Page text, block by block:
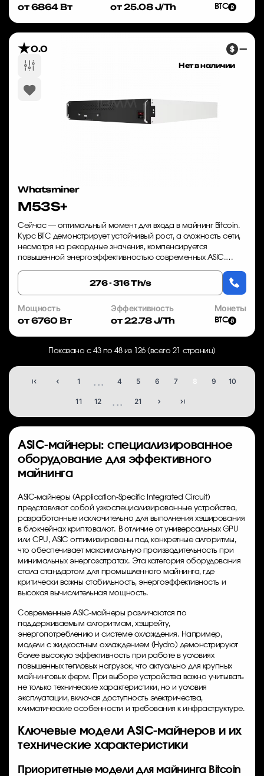
от 6864 Вт
от 25.08 J/Th
BTC
Whatsminer
M53S+
—
Сейчас — оптимальный момент для входа в майнинг Bitcoin.
Курс BTC демонстрирует устойчивый рост, а сложность сети,
несмотря на рекордные значения, компенсируется
повышенной энергоэффективностью современных ASIC.
276 - 316 Th/s
Нет в наличии
0.0
Мощность
от 6760 Вт
Эффективность
от 22.78 J/Th
Монеты
BTC
1 ... 4 5 6 7 8 9 10
11 12 ... 21
Показано с 43 по 48 из 126 (всего 21 страниц)
ASIC-майнеры: специализированное
оборудование для эффективного
майнинга
ASIC-майнеры (Application-Specific Integrated Circuit)
представляют собой узкоспециализированные устройства,
разработанные исключительно для выполнения хэширования
в блокчейнах криптовалют. В отличие от универсальных GPU
или CPU, ASIC оптимизированы под конкретные алгоритмы,
что обеспечивает максимальную производительность при
минимальных энергозатратах. Эта категория оборудования
стала стандартом для промышленного майнинга, где
критически важны стабильность, энергоэффективность и
высокая вычислительная мощность.
Современные ASIC-майнеры различаются по
поддерживаемым алгоритмам, хэшрейту,
энергопотреблению и системе охлаждения. Например,
модели с жидкостным охлаждением (Hydro) демонстрируют
более высокую эффективность при работе в условиях
повышенных тепловых нагрузок, что актуально для крупных
майнинговых ферм. При выборе устройства важно учитывать
не только технические характеристики, но и условия
эксплуатации, включая доступность электричества,
климатические особенности и требования к инфраструктуре.
Ключевые модели ASIC-майнеров и их
технические характеристики
Приоритетные модели для майнинга Bitcoin